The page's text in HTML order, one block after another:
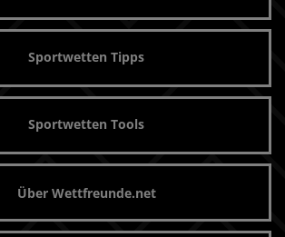
Sportwetten Tipps
Sportwetten Tools
Über Wettfreunde.net